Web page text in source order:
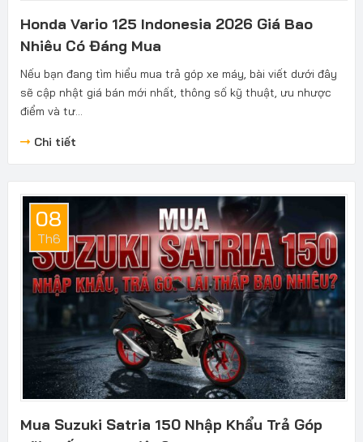
Honda Vario 125 Indonesia 2026 Giá Bao
Nhiêu Có Đáng Mua
Nếu bạn đang tìm hiểu mua trả góp xe máy, bài viết dưới đây
sẽ cập nhật giá bán mới nhất, thông số kỹ thuật, ưu nhược
điểm và tư...
Chi tiết
08
Th6
Mua Suzuki Satria 150 Nhập Khẩu Trả Góp